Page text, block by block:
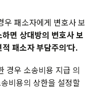
우 패소자에게 변호사 보
면 상대방의 변호사 보
적 패소자 부담주의‘다.
경우 소송비용 지급 의
비용의 상한을 설정할